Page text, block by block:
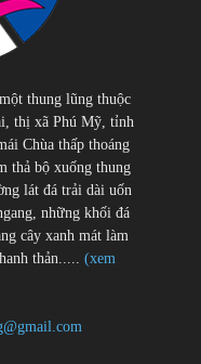
thung lũng thuộc
thị xã Phú Mỹ, tỉnh
Chùa thấp thoáng
thả bộ xuống thung
lát đá trải dài uốn
những khối đá
cây xanh mát làm
thản.....(xem